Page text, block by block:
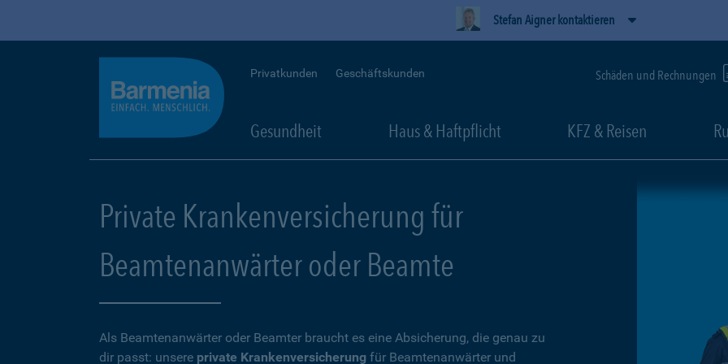
Stefan Aigner kontaktieren
Privatkunden Geschäftskunden Schäden und Rechnungen
Gesundheit Haus & Haftpflicht KFZ & Reisen
Private Krankenversicherung für
Beamtenanwärter oder Beamte
Als Beamtenanwärter oder Beamter braucht es eine Absicherung, die genau zu
dir passt: unsere private Krankenversicherung für Beamtenanwärter und